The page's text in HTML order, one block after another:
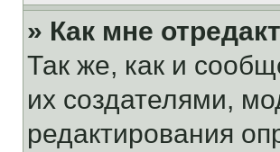
» Как мне
Так же, как и
их создателями,
редактирования